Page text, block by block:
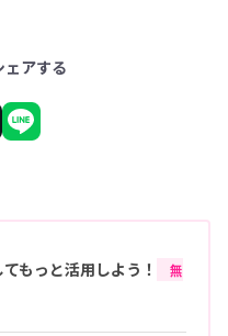
ェアする
もっと活用しよう！
無